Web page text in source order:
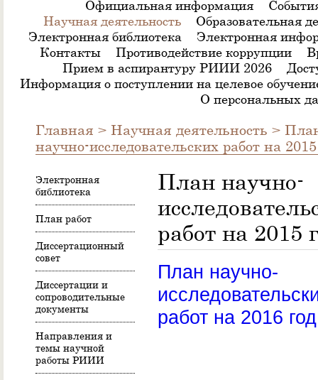
Официальная информация
Научная деятельность
Образовательная
Электронная библиотека
Электронная
Контакты
Противодействие коррупции
Прием в аспирантуру РИИИ 2026
Информация о поступлении на целевое
О персональных
Главная > Научная деятельность >
научно-исследовательских работ на
Электронная
библиотека
План работ
Диссертационный
совет
Диссертации и
сопроводительные
документы
Направления и
темы научной
работы РИИИ
План научно-
работ на 2015
План научно-
работ на 2016 год